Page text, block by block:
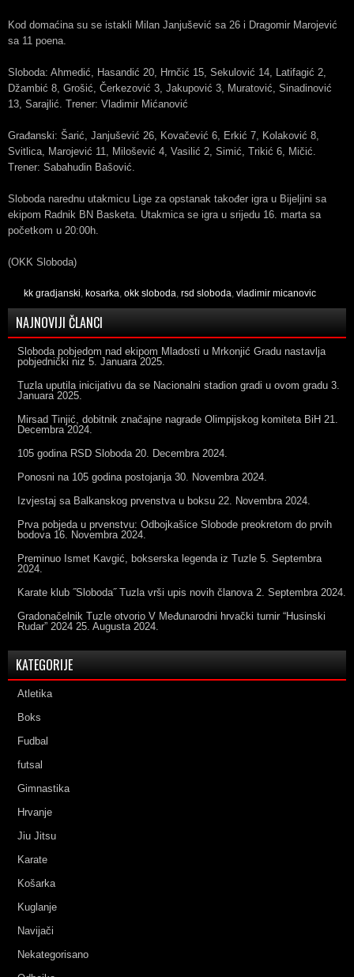
Kod domaćina su se istakli Milan Janjušević sa 26 i Dragomir Marojević
sa 11 poena.
Sloboda: Ahmedić, Hasandić 20, Hrnčić 15, Sekulović 14, Latifagić 2,
Džambić 8, Grošić, Čerkezović 3, Jakupović 3, Muratović, Sinadinović
13, Sarajlić. Trener: Vladimir Mićanović
Građanski: Šarić, Janjušević 26, Kovačević 6, Erkić 7, Kolaković 8,
Svitlica, Marojević 11, Milošević 4, Vasilić 2, Simić, Trikić 6, Mičić.
Trener: Sabahudin Bašović.
Sloboda narednu utakmicu Lige za opstanak također igra u Bijeljini sa
ekipom Radnik BN Basketa. Utakmica se igra u srijedu 16. marta sa
početkom u 20:00h.
(OKK Sloboda)
kk gradjanski, kosarka, okk sloboda, rsd sloboda, vladimir micanovic
NAJNOVIJI ČLANCI
Sloboda pobjedom nad ekipom Mladosti u Mrkonjić Gradu nastavlja
pobjednički niz 5. Januara 2025.
Tuzla uputila inicijativu da se Nacionalni stadion gradi u ovom gradu 3.
Januara 2025.
Mirsad Tinjić, dobitnik značajne nagrade Olimpijskog komiteta BiH 21.
Decembra 2024.
105 godina RSD Sloboda 20. Decembra 2024.
Ponosni na 105 godina postojanja 30. Novembra 2024.
Izvjestaj sa Balkanskog prvenstva u boksu 22. Novembra 2024.
Prva pobjeda u prvenstvu: Odbojkašice Slobode preokretom do prvih
bodova 16. Novembra 2024.
Preminuo Ismet Kavgić, bokserska legenda iz Tuzle 5. Septembra
2024.
Karate klub ˝Sloboda˝ Tuzla vrši upis novih članova 2. Septembra 2024.
Gradonačelnik Tuzle otvorio V Međunarodni hrvački turnir “Husinski
Rudar” 2024 25. Augusta 2024.
KATEGORIJE
Atletika
Boks
Fudbal
futsal
Gimnastika
Hrvanje
Jiu Jitsu
Karate
Košarka
Kuglanje
Navijači
Nekategorisano